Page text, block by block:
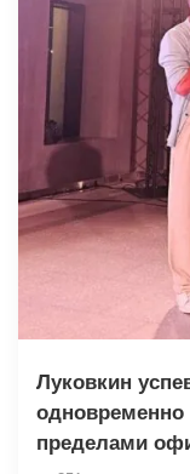
Луковкин
одновременно
пределами